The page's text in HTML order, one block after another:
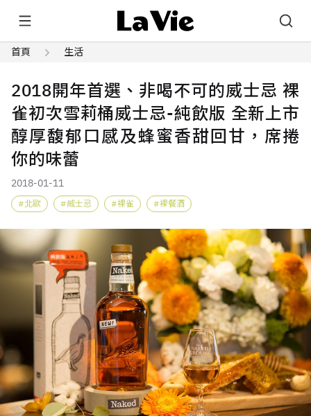
首頁 生活
2018開年首選、非喝不可的威士忌 裸
雀初次雪莉桶威士忌-純飲版 全新上市
醇厚馥郁口感及蜂蜜香甜回甘，席捲
你的味蕾
2018-01-11
北歐 威士忌 裸雀 裸餐酒